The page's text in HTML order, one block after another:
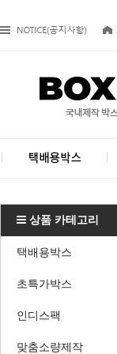
상품 카테고리
택배용박스
초특가박스
인디스팩
맞춤소량제작